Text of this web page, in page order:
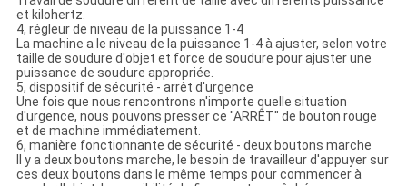
et kilohertz.
4, régleur de niveau de la puissance 1-4
La machine a le niveau de la puissance 1-4 à ajuster, selon votre
taille de soudure d'objet et force de soudure pour ajuster une
puissance de soudure appropriée.
5, dispositif de sécurité - arrêt d'urgence
Une fois que nous rencontrons n'importe quelle situation
d'urgence, nous pouvons presser ce "ARRÊT" de bouton rouge
et de machine immédiatement.
6, manière fonctionnante de sécurité - deux boutons marche
Il y a deux boutons marche, le besoin de travailleur d'appuyer sur
ces deux boutons dans le même temps pour commencer à